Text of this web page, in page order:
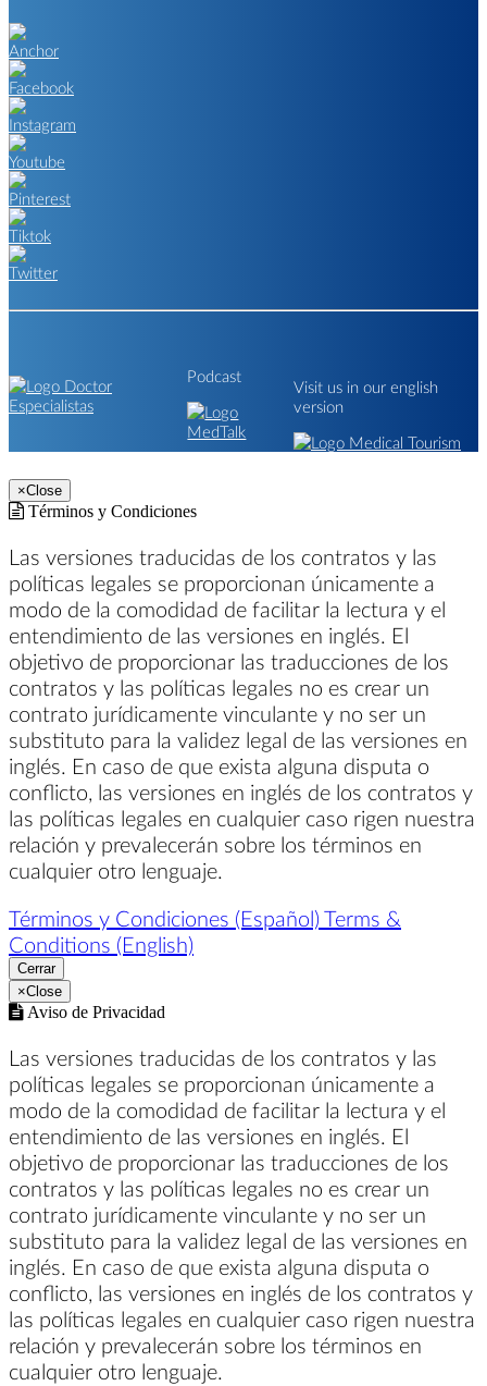
Podcast
Visit us in our english
version
×Close
Términos y Condiciones
Las versiones traducidas de los contratos y las
políticas legales se proporcionan únicamente a
modo de la comodidad de facilitar la lectura y el
entendimiento de las versiones en inglés. El
objetivo de proporcionar las traducciones de los
contratos y las políticas legales no es crear un
contrato jurídicamente vinculante y no ser un
substituto para la validez legal de las versiones en
inglés. En caso de que exista alguna disputa o
conflicto, las versiones en inglés de los contratos y
las políticas legales en cualquier caso rigen nuestra
relación y prevalecerán sobre los términos en
cualquier otro lenguaje.
Términos y Condiciones (Español) Terms &
Conditions (English)
Cerrar
×Close
Aviso de Privacidad
Las versiones traducidas de los contratos y las
políticas legales se proporcionan únicamente a
modo de la comodidad de facilitar la lectura y el
entendimiento de las versiones en inglés. El
objetivo de proporcionar las traducciones de los
contratos y las políticas legales no es crear un
contrato jurídicamente vinculante y no ser un
substituto para la validez legal de las versiones en
inglés. En caso de que exista alguna disputa o
conflicto, las versiones en inglés de los contratos y
las políticas legales en cualquier caso rigen nuestra
relación y prevalecerán sobre los términos en
cualquier otro lenguaje.